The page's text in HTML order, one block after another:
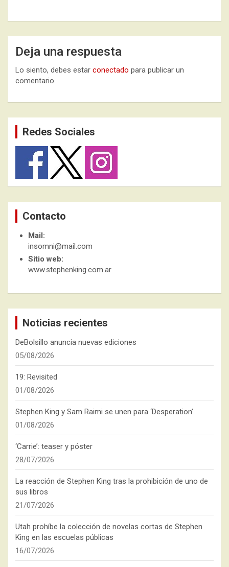
Deja una respuesta
Lo siento, debes estar conectado para publicar un
comentario.
Redes Sociales
Contacto
Mail:
insomni@mail.com
Sitio web:
www.stephenking.com.ar
Noticias recientes
DeBolsillo anuncia nuevas ediciones
05/08/2026
19: Revisited
01/08/2026
Stephen King y Sam Raimi se unen para ‘Desperation’
01/08/2026
‘Carrie’: teaser y póster
28/07/2026
La reacción de Stephen King tras la prohibición de uno de
sus libros
21/07/2026
Utah prohíbe la colección de novelas cortas de Stephen
King en las escuelas públicas
16/07/2026